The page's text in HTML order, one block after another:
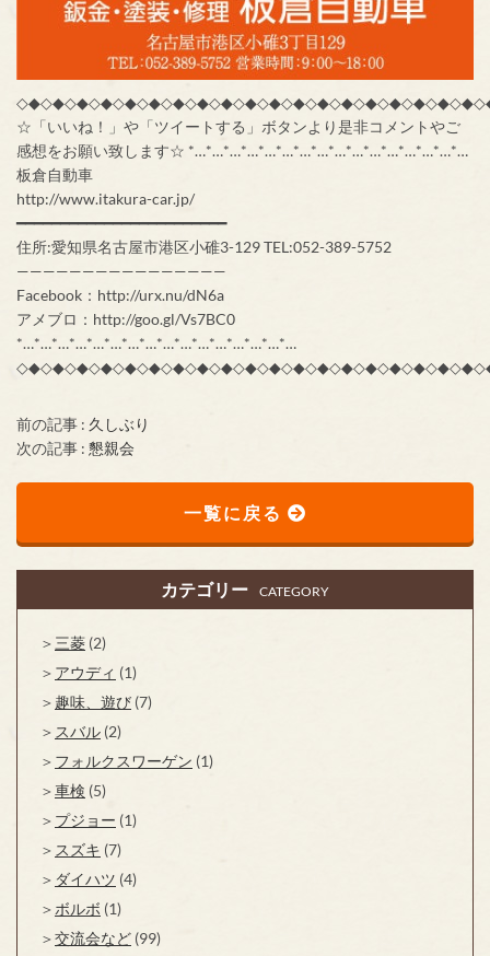
☆「いいね！」や「ツイートする」ボタンより是非コメントやご
感想をお願い致します☆ *…*…*…*…*…*…*…*…*…*…*…*…*…*…*…*…
板倉自動車
http://www.itakura-car.jp/
━━━━━━━━━━━━━━━━━━━━━━━━
住所:愛知県名古屋市港区小碓3-129 TEL:052-389-5752
————————————————
Facebook：http://urx.nu/dN6a
アメブロ：http://goo.gl/Vs7BC0
*…*…*…*…*…*…*…*…*…*…*…*…*…*…*…*…
前の記事 : 久しぶり
次の記事 : 懇親会
一覧に戻る
カテゴリー CATEGORY
三菱 (2)
アウディ (1)
趣味、遊び (7)
スバル (2)
フォルクスワーゲン (1)
車検 (5)
プジョー (1)
スズキ (7)
ダイハツ (4)
ボルボ (1)
交流会など (99)